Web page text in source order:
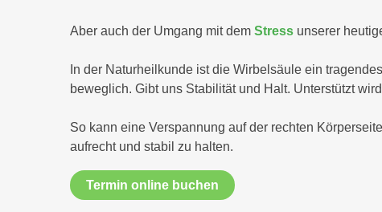
Aber auch der Umgang mit dem Stress unserer
In der Naturheilkunde ist die Wirbelsäule ein
beweglich. Gibt uns Stabilität und Halt. Unterstützt
So kann eine Verspannung auf der rechten
aufrecht und stabil zu halten.
Termin online buchen